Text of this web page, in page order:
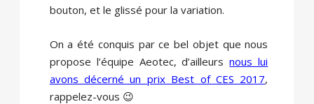
bouton, et le glissé pour la variation.
On a été conquis par ce bel objet que nous
propose l’équipe Aeotec, d’ailleursnous lui
avons décerné un prix Best of CES 2017,
rappelez-vous 😉